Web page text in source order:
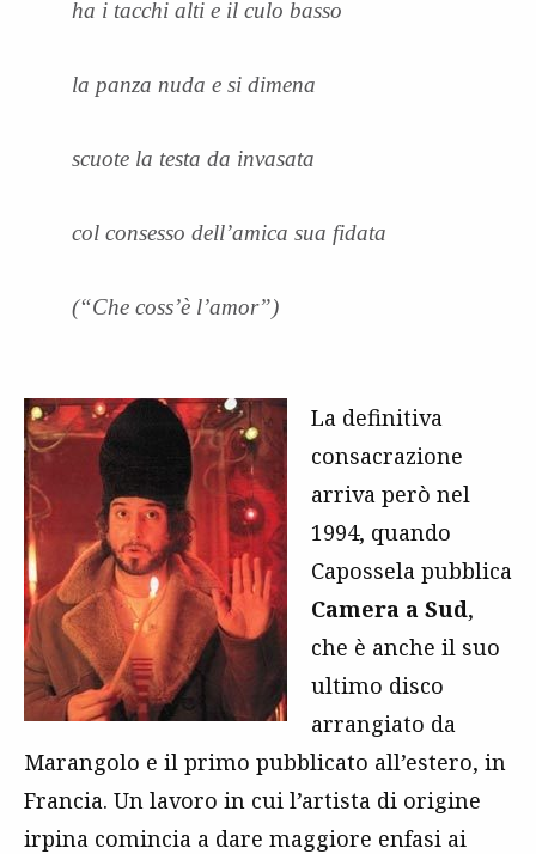
ha i tacchi alti e il culo basso
la panza nuda e si dimena
scuote la testa da invasata
col consesso dell’amica sua fidata
(“Che coss’è l’amor”)
La definitiva
consacrazione
arriva però nel
1994, quando
Capossela pubblica
Camera a Sud,
che è anche il suo
ultimo disco
arrangiato da
Marangolo e il primo pubblicato all’estero, in
Francia. Un lavoro in cui l’artista di origine
irpina comincia a dare maggiore enfasi ai